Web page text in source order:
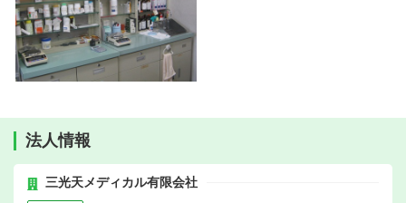
法人情報
三光天メディカル有限会社